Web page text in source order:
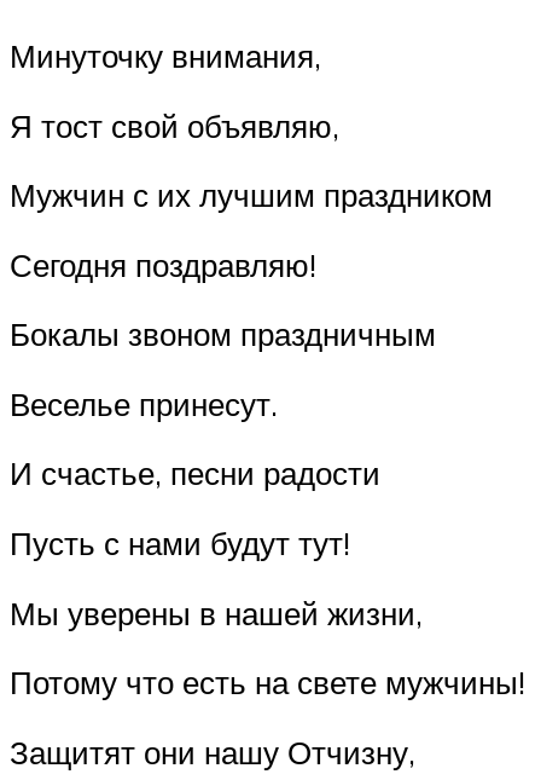
Минуточку внимания,
Я тост свой объявляю,
Мужчин с их лучшим праздником
Сегодня поздравляю!
Бокалы звоном праздничным
Веселье принесут.
И счастье, песни радости
Пусть с нами будут тут!
Мы уверены в нашей жизни,
Потому что есть на свете мужчины!
Защитят они нашу Отчизну,